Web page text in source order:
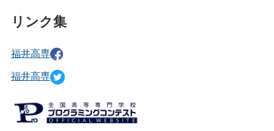
リンク集
福井高専
福井高専